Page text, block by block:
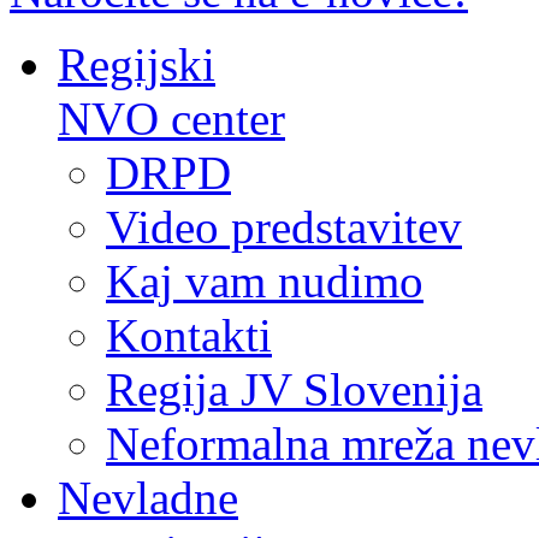
Regijski
NVO center
DRPD
Video predstavitev
Kaj vam nudimo
Kontakti
Regija JV Slovenija
Neformalna mreža
Nevladne